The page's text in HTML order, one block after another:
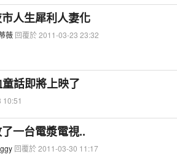
人生犀利人妻化
薇回覆於 2011-03-23 23:32
話即將上映了
一台電漿電視..
回覆於 2011-03-30 11:17